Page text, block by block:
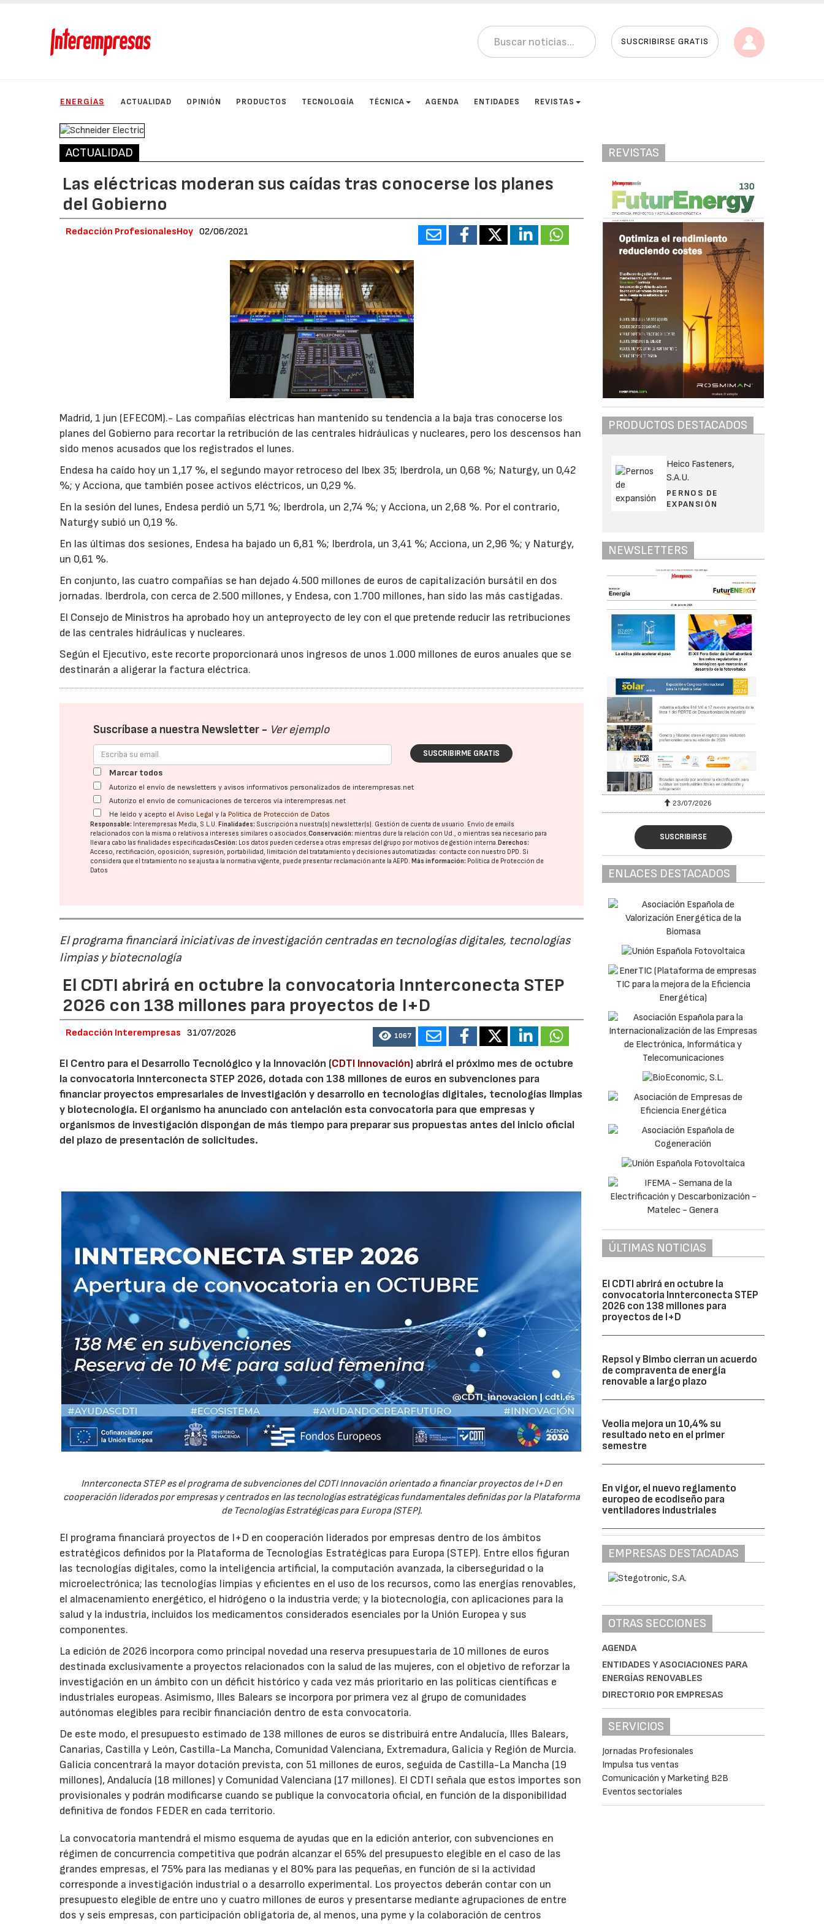
SUSCRIBIRSE GRATIS
ENERGÍAS ACTUALIDAD OPINIÓN PRODUCTOS TECNOLOGÍA TÉCNICA AGENDA ENTIDADES REVISTAS
ACTUALIDAD
Las eléctricas moderan sus caídas tras conocerse los planes
del Gobierno
Redacción ProfesionalesHoy 02/06/2021
Madrid, 1 jun (EFECOM).- Las compañías eléctricas han mantenido su tendencia a la baja tras conocerse los
planes del Gobierno para recortar la retribución de las centrales hidráulicas y nucleares, pero los descensos han
sido menos acusados que los registrados el lunes.
Endesa ha caído hoy un 1,17 %, el segundo mayor retroceso del Ibex 35; Iberdrola, un 0,68 %; Naturgy, un 0,42
%; y Acciona, que también posee activos eléctricos, un 0,29 %.
En la sesión del lunes, Endesa perdió un 5,71 %; Iberdrola, un 2,74 %; y Acciona, un 2,68 %. Por el contrario,
Naturgy subió un 0,19 %.
En las últimas dos sesiones, Endesa ha bajado un 6,81 %; Iberdrola, un 3,41 %; Acciona, un 2,96 %; y Naturgy,
un 0,61 %.
En conjunto, las cuatro compañías se han dejado 4.500 millones de euros de capitalización bursátil en dos
jornadas. Iberdrola, con cerca de 2.500 millones, y Endesa, con 1.700 millones, han sido las más castigadas.
El Consejo de Ministros ha aprobado hoy un anteproyecto de ley con el que pretende reducir las retribuciones
de las centrales hidráulicas y nucleares.
Según el Ejecutivo, este recorte proporcionará unos ingresos de unos 1.000 millones de euros anuales que se
destinarán a aligerar la factura eléctrica.
Suscríbase a nuestra Newsletter - Ver ejemplo
SUSCRIBIRME GRATIS
Marcar todos
Autorizo el envío de newsletters y avisos informativos personalizados de interempresas.net
Autorizo el envío de comunicaciones de terceros vía interempresas.net
He leído y acepto elAviso Legal y la Política de Protección de Datos
Responsable: Interempresas Media, S.L.U.Finalidades: Suscripción a nuestra(s) newsletter(s). Gestión de cuenta de usuario. Envío de emails
relacionados con la misma o relativos a intereses similares o asociados.Conservación: mientras dure la relación con Ud., o mientras sea necesario para
llevar a cabo las finalidades especificadasCesión: Los datos pueden cederse a otras empresas del grupo por motivos de gestión interna.Derechos:
Acceso, rectificación, oposición, supresión, portabilidad, limitación del tratatamiento y decisiones automatizadas: contacte con nuestro DPD. Si
considera que el tratamiento no se ajusta a la normativa vigente, puede presentar reclamación ante laAEPD.Más información: Política de Protección de
Datos
El programa financiará iniciativas de investigación centradas en tecnologías digitales, tecnologías
limpias y biotecnología
El CDTI abrirá en octubre la convocatoria Innterconecta STEP
2026 con 138 millones para proyectos de I+D
Redacción Interempresas 31/07/2026 1067
El Centro para el Desarrollo Tecnológico y la Innovación (CDTI Innovación) abrirá el próximo mes de octubre
la convocatoria Innterconecta STEP 2026, dotada con 138 millones de euros en subvenciones para
financiar proyectos empresariales de investigación y desarrollo en tecnologías digitales, tecnologías limpias
y biotecnología. El organismo ha anunciado con antelación esta convocatoria para que empresas y
organismos de investigación dispongan de más tiempo para preparar sus propuestas antes del inicio oficial
del plazo de presentación de solicitudes.
Innterconecta STEP es el programa de subvenciones del CDTI Innovación orientado a financiar proyectos de I+D en
cooperación liderados por empresas y centrados en las tecnologías estratégicas fundamentales definidas por la Plataforma
de Tecnologías Estratégicas para Europa (STEP).
El programa financiará proyectos de I+D en cooperación liderados por empresas dentro de los ámbitos
estratégicos definidos por la Plataforma de Tecnologías Estratégicas para Europa (STEP). Entre ellos figuran
las tecnologías digitales, como la inteligencia artificial, la computación avanzada, la ciberseguridad o la
microelectrónica; las tecnologías limpias y eficientes en el uso de los recursos, como las energías renovables,
el almacenamiento energético, el hidrógeno o la industria verde; y la biotecnología, con aplicaciones para la
salud y la industria, incluidos los medicamentos considerados esenciales por la Unión Europea y sus
componentes.
La edición de 2026 incorpora como principal novedad una reserva presupuestaria de 10 millones de euros
destinada exclusivamente a proyectos relacionados con la salud de las mujeres, con el objetivo de reforzar la
investigación en un ámbito con un déficit histórico y cada vez más prioritario en las políticas científicas e
industriales europeas. Asimismo, Illes Balears se incorpora por primera vez al grupo de comunidades
autónomas elegibles para recibir financiación dentro de esta convocatoria.
De este modo, el presupuesto estimado de 138 millones de euros se distribuirá entre Andalucía, Illes Balears,
Canarias, Castilla y León, Castilla-La Mancha, Comunidad Valenciana, Extremadura, Galicia y Región de Murcia.
Galicia concentrará la mayor dotación prevista, con 51 millones de euros, seguida de Castilla-La Mancha (19
millones), Andalucía (18 millones) y Comunidad Valenciana (17 millones). El CDTI señala que estos importes son
provisionales y podrán modificarse cuando se publique la convocatoria oficial, en función de la disponibilidad
definitiva de fondos FEDER en cada territorio.
La convocatoria mantendrá el mismo esquema de ayudas que en la edición anterior, con subvenciones en
régimen de concurrencia competitiva que podrán alcanzar el 65% del presupuesto elegible en el caso de las
grandes empresas, el 75% para las medianas y el 80% para las pequeñas, en función de si la actividad
corresponde a investigación industrial o a desarrollo experimental. Los proyectos deberán contar con un
presupuesto elegible de entre uno y cuatro millones de euros y presentarse mediante agrupaciones de entre
dos y seis empresas, con participación obligatoria de, al menos, una pyme y la colaboración de centros
REVISTAS
PRODUCTOS DESTACADOS
Heico Fasteners,
S.A.U.
PERNOS DE
EXPANSIÓN
NEWSLETTERS
23/07/2026 23/07/2026
SUSCRIBIRSE
ENLACES DESTACADOS
ÚLTIMAS NOTICIAS
El CDTI abrirá en octubre la
convocatoria Innterconecta STEP
2026 con 138 millones para
proyectos de I+D
Repsol y Bimbo cierran un acuerdo
de compraventa de energía
renovable a largo plazo
Veolia mejora un 10,4% su
resultado neto en el primer
semestre
En vigor, el nuevo reglamento
europeo de ecodiseño para
ventiladores industriales
EMPRESAS DESTACADAS
OTRAS SECCIONES
AGENDA
ENTIDADES Y ASOCIACIONES PARA
ENERGÍAS RENOVABLES
DIRECTORIO POR EMPRESAS
SERVICIOS
Jornadas Profesionales
Impulsa tus ventas
Comunicación y Marketing B2B
Eventos sectoriales